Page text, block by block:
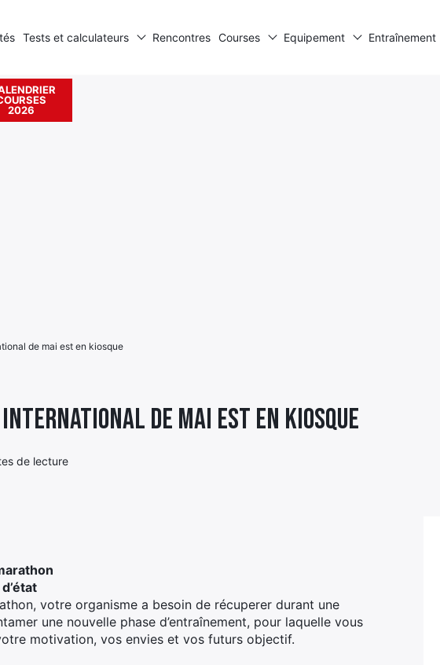
International de mai est en kiosque
de lecture
de mai est en kiosque
votre organisme a besoin de récuperer durant une
une nouvelle phase d’entraînement, pour laquelle vous
motivation, vos envies et vos futurs objectif.
Tests et calculateurs Rencontres Courses Equipement Entraînement
2026